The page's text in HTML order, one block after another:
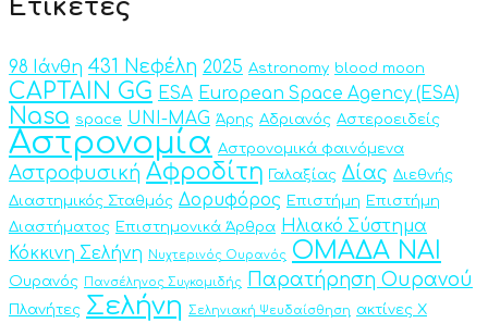
Ετικέτες
98 Ιάνθη 431 Νεφέλη 2025 Astronomy blood moon
CAPTAIN GG ESA European Space Agency (ESA)
Nasa space UNI-MAG Άρης Αδριανός Αστεροειδείς
Αστρονομία Αστρονομικά φαινόμενα
Αστροφυσική Αφροδίτη Γαλαξίας Δίας Διεθνής
Διαστημικός Σταθμός Δορυφόρος Επιστήμη Επιστήμη
Διαστήματος Επιστημονικά Άρθρα Ηλιακό Σύστημα
Κόκκινη Σελήνη
Νυχτερινός Ουρανός ΟΜΑΔΑ ΝΑΙ
Ουρανός Πανσέληνος Συγκομιδής Παρατήρηση Ουρανού
Πλανήτες Σελήνη Σεληνιακή Ψευδαίσθηση
ακτίνες Χ